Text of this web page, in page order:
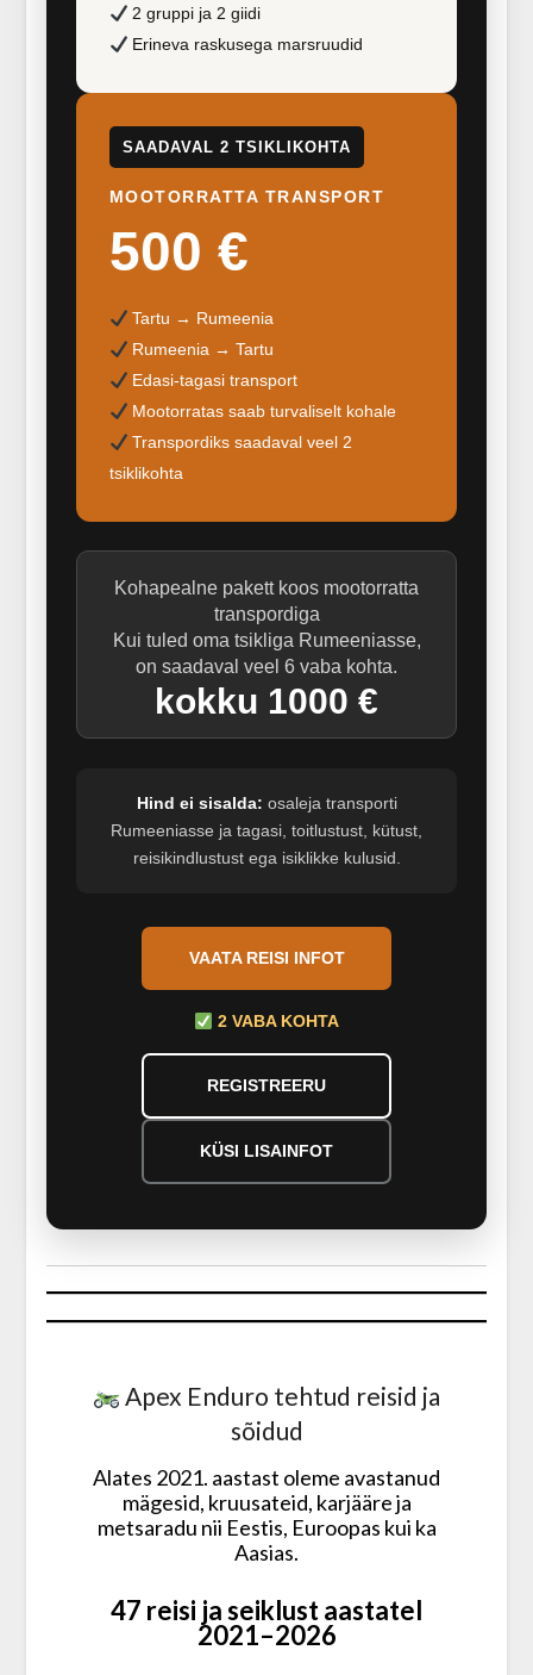
2 gruppi ja 2 giidi
Erineva raskusega marsruudid
SAADAVAL 2 TSIKLIKOHTA
MOOTORRATTA TRANSPORT
500 €
Tartu → Rumeenia
Rumeenia → Tartu
Edasi-tagasi transport
Mootorratas saab turvaliselt kohale
Transpordiks saadaval veel 2
tsiklikohta
Kohapealne pakett koos mootorratta
transpordiga
Kui tuled oma tsikliga Rumeeniasse,
on saadaval veel 6 vaba kohta.
kokku 1000 €
Hind ei sisalda: osaleja transporti
Rumeeniasse ja tagasi, toitlustust, kütust,
reisikindlustust ega isiklikke kulusid.
VAATA REISI INFOT
2 VABA KOHTA
REGISTREERU
KÜSI LISAINFOT
Apex Enduro tehtud reisid ja
sõidud
Alates 2021. aastast oleme avastanud
mägesid, kruusateid, karjääre ja
metsaradu nii Eestis, Euroopas kui ka
Aasias.
47 reisi ja seiklust aastatel
2021–2026